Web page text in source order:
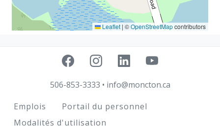
Leaflet | ©OpenStreetMapcontributors
506-853-3333 • info@moncton.ca
Footer
Emplois
Portail du personnel
Modalités d'utilisation